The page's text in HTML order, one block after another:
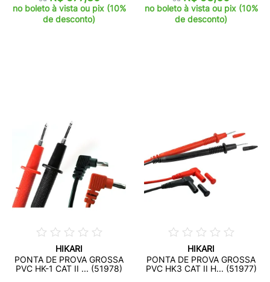
no boleto à vista ou pix (10%
de desconto)
no boleto à vista ou pix (10%
de desconto)
HIKARI
PONTA DE PROVA GROSSA
PVC HK-1 CAT II ... (51978)
HIKARI
PONTA DE PROVA GROSSA
PVC HK3 CAT II H... (51977)